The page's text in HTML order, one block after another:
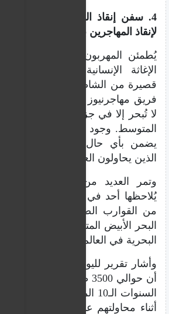
4. سفن إنقاذ المنظمات غير
لإنقاذ المهاجرين بشكل تلقائي
يُطمئن المهربون المهاجرين
الإغاثة الإنسانية تنتظرهم على
قصيرة من الشاطئ. لكن هذا كذبٌ
فريق مهاجرنيوز على أن سفن الإغاثة
لا تُبحر إلا في جزء محدود جدا من
المتوسط. وجود هذه المنظمات غير
يضمن بأي حال من الأحوال إنقاذ
الذين يحاولون العبور من الساحل
وتمر العديد من قوارب
يُلاحظها أحد في عرض البحر، كما
من القوارب الصغيرة دون أن تُرصد.
البحر الأبيض المتوسط يعتبر ​​أخطر
البحرية في العالم.
أن حوالي 3500 طفل لقوا
السنوات الـ10 الماضية، بمعدل
أثناء محاولتهم عبور البحر الأبيض